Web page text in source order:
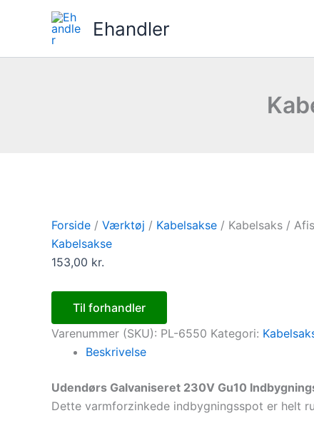
Ehandler
Forside / Værktøj / Kabelsakse / Kabelsaks /
Kabelsakse
153,00 kr.
Til forhandler
Varenummer (SKU): PL-6550 Kategori:
Beskrivelse
Udendørs Galvaniseret 230V Gu10
Dette varmforzinkede indbygningsspot er helt